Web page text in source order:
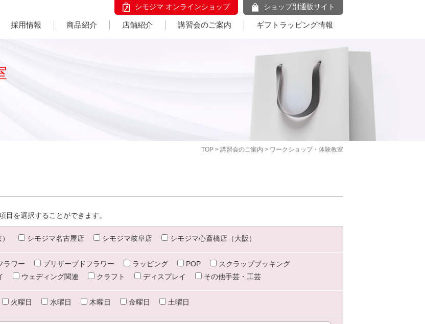
シモジマ オンラインショップ ショップ別通販サイト
採用情報 商品紹介 店舗紹介 講習会のご案内 ギフトラッピング情報
TOP > 講習会のご案内 > ワークショップ・体験教室
を選択することができます。
シモジマ名古屋店 シモジマ岐阜店 シモジマ心斎橋店（大阪）
ラワー プリザーブドフラワー ラッピング POP
スクラップブッキング
ウェディング関連 クラフト ディスプレイ その他手芸・工芸
火曜日 水曜日 木曜日 金曜日 土曜日